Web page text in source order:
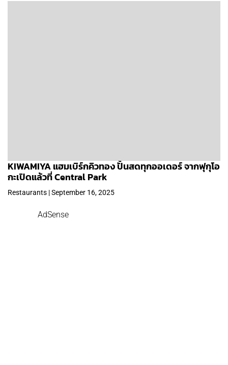
KIWAMIYA แฮมเบิร์กคิวทอง ปั้นสดทุกออเดอร์ จากฟุกุโอ
กะเปิดแล้วที่ Central Park
Restaurants | September 16, 2025
AdSense